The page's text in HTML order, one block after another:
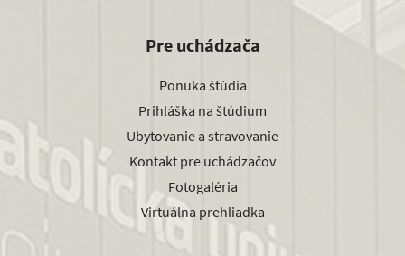
Pre uchádzača
Ponuka štúdia
Prihláška na štúdium
Ubytovanie a stravovanie
Kontakt pre uchádzačov
Fotogaléria
Virtuálna prehliadka